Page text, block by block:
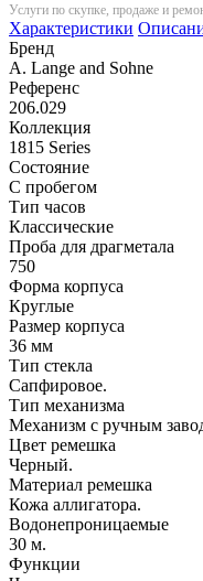
Услуги по скупке, продаже и
Характеристики
Бренд
A. Lange and Sohne
Референс
206.029
Коллекция
1815 Series
Состояние
С пробегом
Тип часов
Классические
Проба для драгметала
750
Форма корпуса
Круглые
Размер корпуса
36 мм
Тип стекла
Сапфировое.
Тип механизма
Механизм с ручным
Цвет ремешка
Черный.
Материал ремешка
Кожа аллигатора.
Водонепроницаемые
30 м.
Функции